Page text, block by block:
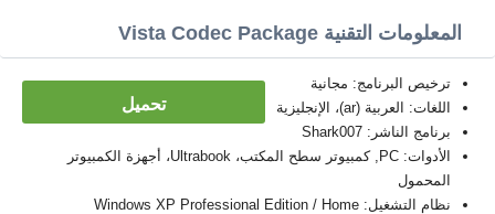
المعلومات التقنية Vista Codec Package
تحميل
ترخيص البرنامج: مجانية
اللغات: العربية (ar)، الإنجليزية
برنامج الناشر: Shark007
الأدوات: PC, كمبيوتر سطح المكتب، Ultrabook، أجهزة الكمبيوتر
المحمول
نظام التشغيل: Windows XP Professional Edition / Home